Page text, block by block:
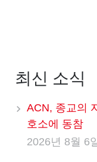
최신 소식
ACN, 종교의
호소에 동참
2026년 8월 6